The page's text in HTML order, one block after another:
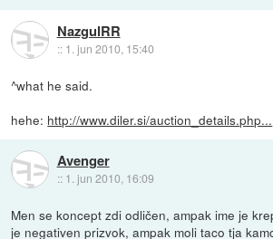
NazgulRR
:: 1. jun 2010, 15:40
^what he said.
hehe: http://www.diler.si/auction_details.php...
Avenger
:: 1. jun 2010, 16:09
Men se koncept zdi odličen, ampak ime je
je negativen prizvok, ampak moli taco tja